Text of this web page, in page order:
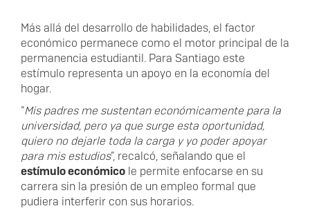
Más allá del desarrollo de habilidades, el factor
económico permanece como el motor principal de la
permanencia estudiantil. Para Santiago este
estímulo representa un apoyo en la economía del
hogar.
“Mis padres me sustentan económicamente para la
universidad, pero ya que surge esta oportunidad,
quiero no dejarle toda la carga y yo poder apoyar
para mis estudios”, recalcó, señalando que el
estímulo económico le permite enfocarse en su
carrera sin la presión de un empleo formal que
pudiera interferir con sus horarios.